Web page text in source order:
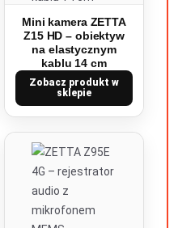
Mini kamera ZETTA
Z15 HD – obiektyw
na elastycznym
kablu 14 cm
Zobacz produkt w
sklepie